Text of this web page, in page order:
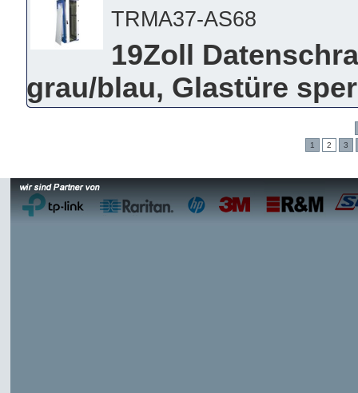
TRMA37-AS68
19Zoll
grau/blau, Glastüre
1 2 3